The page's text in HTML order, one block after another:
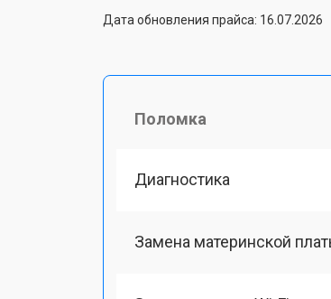
Дата обновления прайса: 16.07.2026
Поломка
Диагностика
Замена материнской